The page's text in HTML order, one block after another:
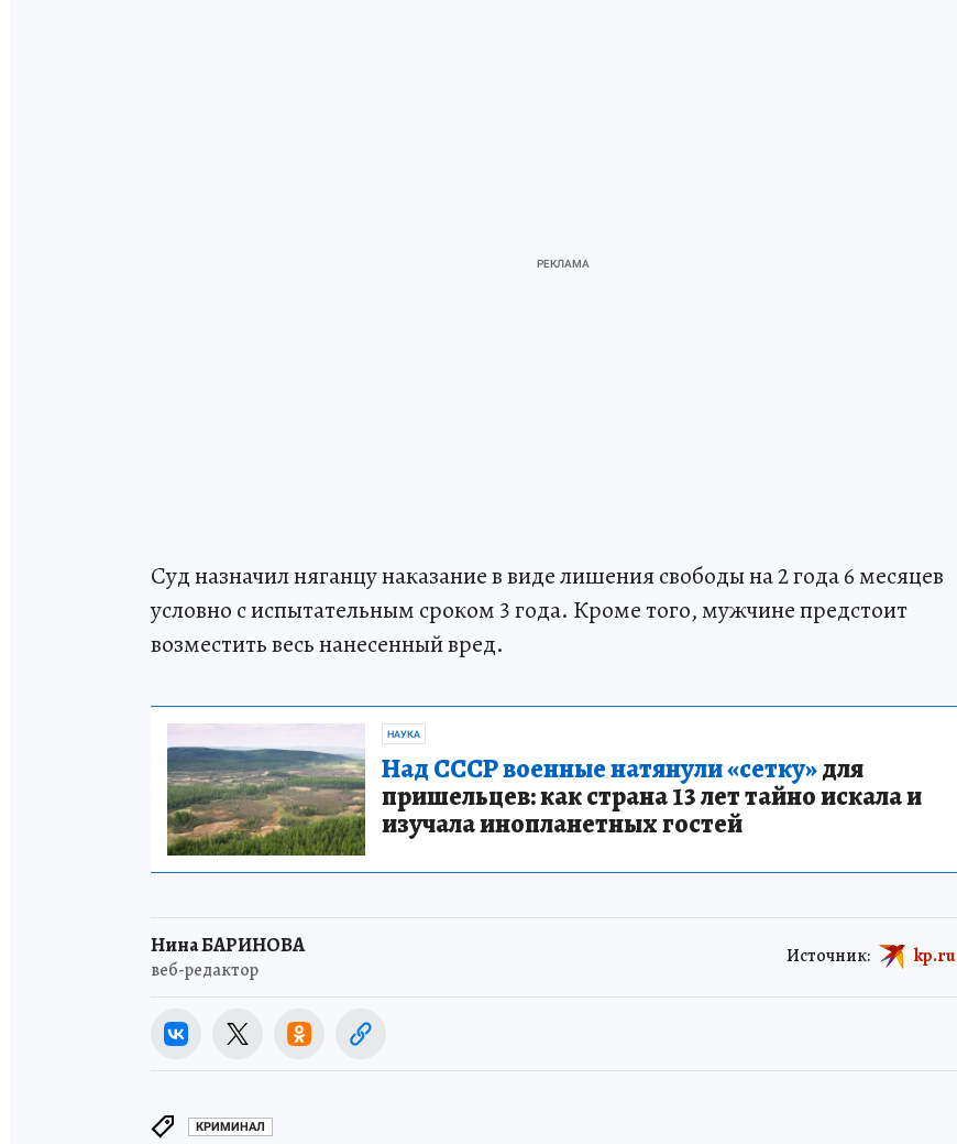
Суд назначил няганцу наказание в виде лишения свободы на 2 года 6 месяцев
условно с испытательным сроком 3 года. Кроме того, мужчине предстоит
возместить весь нанесенный вред.
НАУКА
Над СССР военные натянули «сетку»для
пришельцев: как страна 13 лет тайно искала и
изучала инопланетных гостей
Нина БАРИНОВА
веб-редактор
Источник: kp.ru
КРИМИНАЛ